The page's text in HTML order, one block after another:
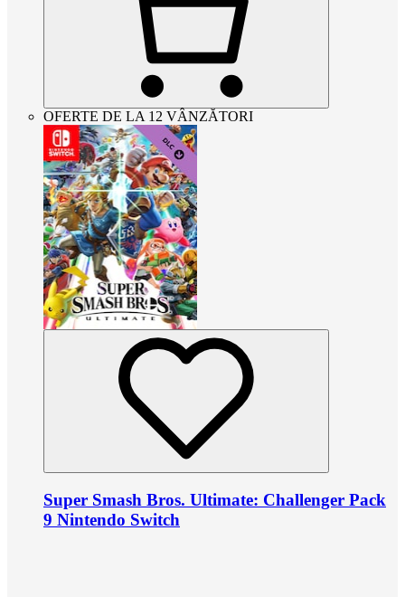
OFERTE DE LA 12 VÂNZĂTORI
Super Smash Bros. Ultimate: Challenger Pack
9 Nintendo Switch